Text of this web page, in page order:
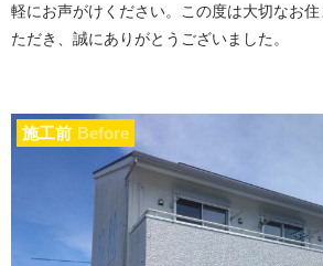
軽にお声がけください。この度は大切なお
ただき、誠にありがとうございました。
施工前 Before